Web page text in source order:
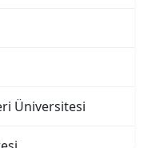
Üniversitesi